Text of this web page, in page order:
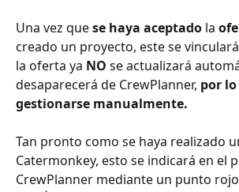
Una vez que se haya aceptado la
creado un proyecto, este se
la oferta ya NO se actualizará
desaparecerá de CrewPlanner, por
gestionarse manualmente.
Tan pronto como se haya realizado
Catermonkey, esto se indicará en el
CrewPlanner mediante un punto